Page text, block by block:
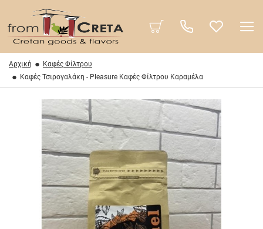
Αρχική
Καφές Φίλτρου
Καφές Τσιρογαλάκη - Pleasure Καφές Φίλτρου Καραμέλα